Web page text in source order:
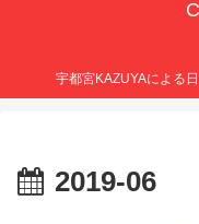
宇都宮KAZUYAによる
2019-06